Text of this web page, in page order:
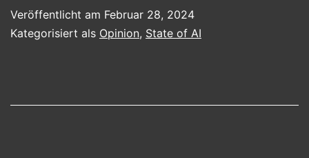
and
Veröffentlicht am Februar 28, 2024
Kategorisiert als Opinion, State of AI